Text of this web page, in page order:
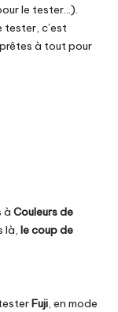
le tester…).
tester, c’est
à tout pour
à Couleurs de
là, le coup de
Fuji, en mode